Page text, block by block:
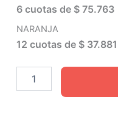
6 cuotas de $ 75.763
NARANJA
12 cuotas de $ 37.881